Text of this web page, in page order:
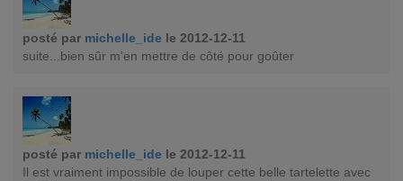
posté par michelle_ide le 2012-12-11
suite...bien sûr m'en mettre de côté pour goûter
posté par michelle_ide le 2012-12-11
Il est vraiment impossible de louper cette belle tartelette avec